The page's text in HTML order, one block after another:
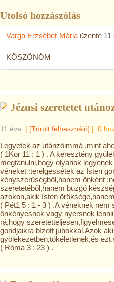
Utolsó hozzászólás
Varga Erzsébet-Mária üzente 11
KÖSZÖNÖM
Jézusi szeretetet
11 éve | [Törölt felhasználó] | 0
Legyetek az utánzóimmá ,mint
( 1Kor 11 : 1 ) . A keresztény
megtanulni,hogy olyanok
véneket :terelgessétek az Isten
kényszerűségből,hanem önként
szeretetéből,hanem buzgó
azokon,akik Isten
( Pét1 5 : 1 - 3 ) .A véneknek
őnkényesnek vagy nyersnek
rá,hogy
gondjaikra bízott juhokkal.Azok
gyölekezetben,tökéletlenek,és
( Róma 3 : 23 ) .